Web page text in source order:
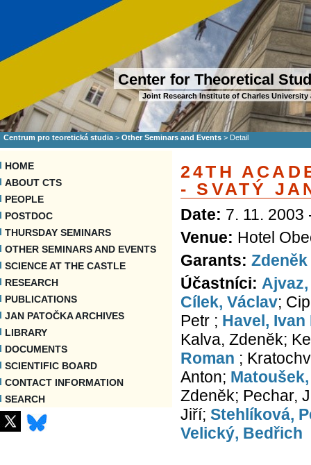
Center for Theoretical
Joint Research Institute of Charles
Centrum pro teoretická studia > Other Seminars and Events > Detail
HOME
ABOUT CTS
PEOPLE
POSTDOC
THURSDAY SEMINARS
OTHER SEMINARS AND EVENTS
SCIENCE AT THE CASTLE
RESEARCH
PUBLICATIONS
JAN PATOČKA ARCHIVES
LIBRARY
DOCUMENTS
SCIENTIFIC BOARD
CONTACT INFORMATION
SEARCH
24TH
- SVATÝ
Date: 7. 11. 2003
Venue: Hotel
Garants:
Účastníci:
Cílek, Václav;
Petr ; Havel, Ivan
Kalva, Zdeněk;
Roman ;
Anton;
Zdeněk; Pechar,
Jiří; Stehlíková,
Velický, Bedřich